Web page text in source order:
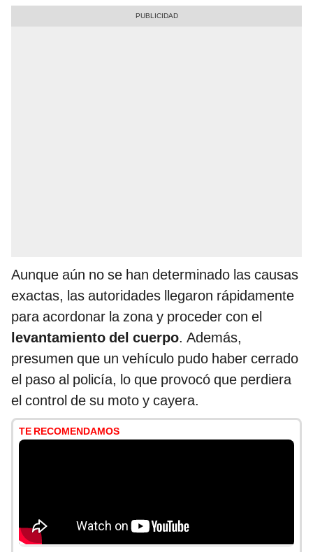
Aunque aún no se han determinado las causas
exactas, las autoridades llegaron rápidamente
para acordonar la zona y proceder con el
levantamiento del cuerpo. Además,
presumen que un vehículo pudo haber cerrado
el paso al policía, lo que provocó que perdiera
el control de su moto y cayera.
TE RECOMENDAMOS